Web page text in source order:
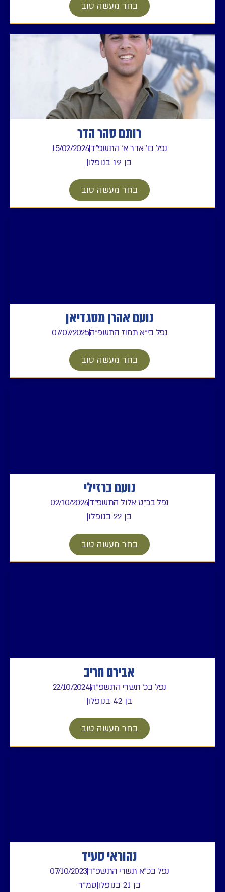
בחר מעשה טוב
רותם סהר הדר
נפל בו' אדר א' התשפ"ד15/02/2024
בן 19 בנופלו
בחר מעשה טוב
נועם אהרן מסגדיאן
נפל בי"א תמוז התשפ"ה07/07/2025
בחר מעשה טוב
נועם ברזילי
נפל בכ"ט אלול התשפ"ד02/10/2024
בן 22 בנופלו
בחר מעשה טוב
אבירם חריב
נפל בכ' תשרי התשפ"ה22/10/2024
בן 42 בנופלו
בחר מעשה טוב
נהוראי סעיד
נפל בכ"א תשרי התשפ"ד07/10/2023
בן 21 בנופלו
סמ"ר